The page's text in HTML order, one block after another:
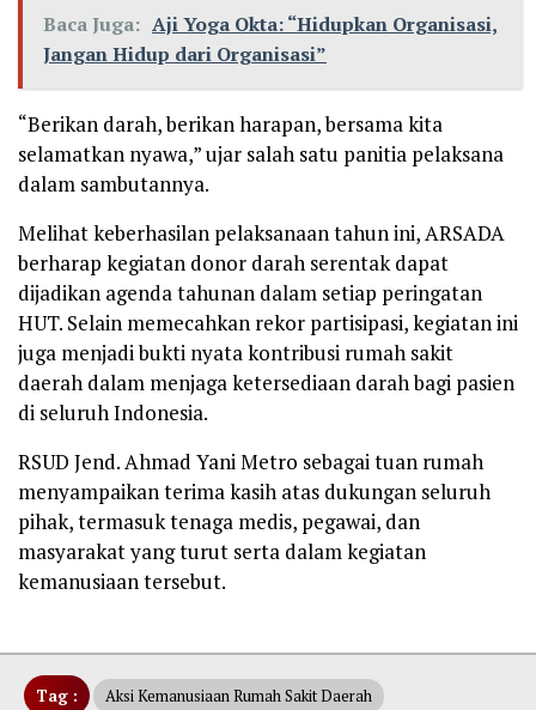
Baca Juga: Aji Yoga Okta: “Hidupkan Organisasi,
Jangan Hidup dari Organisasi”
“Berikan darah, berikan harapan, bersama kita
selamatkan nyawa,” ujar salah satu panitia pelaksana
dalam sambutannya.
Melihat keberhasilan pelaksanaan tahun ini, ARSADA
berharap kegiatan donor darah serentak dapat
dijadikan agenda tahunan dalam setiap peringatan
HUT. Selain memecahkan rekor partisipasi, kegiatan ini
juga menjadi bukti nyata kontribusi rumah sakit
daerah dalam menjaga ketersediaan darah bagi pasien
di seluruh Indonesia.
RSUD Jend. Ahmad Yani Metro sebagai tuan rumah
menyampaikan terima kasih atas dukungan seluruh
pihak, termasuk tenaga medis, pegawai, dan
masyarakat yang turut serta dalam kegiatan
kemanusiaan tersebut.
Tag : Aksi Kemanusiaan Rumah Sakit Daerah